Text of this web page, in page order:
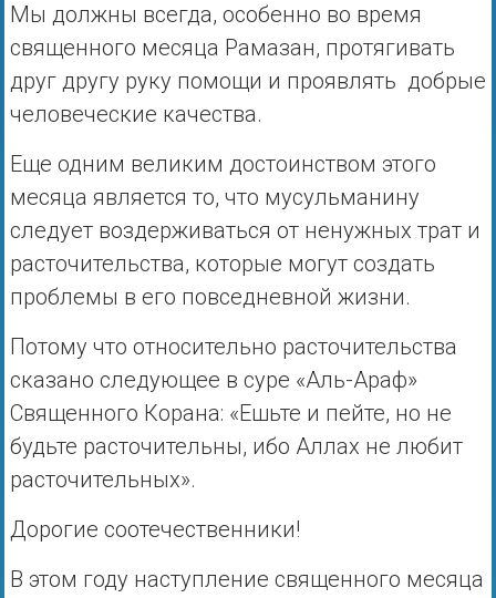
Мы должны всегда, особенно во время
священного месяца Рамазан, протягивать
друг другу руку помощи и проявлять добрые
человеческие качества.
Еще одним великим достоинством этого
месяца является то, что мусульманину
следует воздерживаться от ненужных трат и
расточительства, которые могут создать
проблемы в его повседневной жизни.
Потому что относительно расточительства
сказано следующее в суре «Аль-Араф»
Священного Корана: «Ешьте и пейте, но не
будьте расточительны, ибо Аллах не любит
расточительных».
Дорогие соотечественники!
В этом году наступление священного месяца